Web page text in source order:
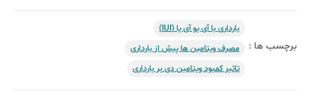
برچسب ها :
بارداری با آی یو آی یا (IUI)
مصرف ویتامین ها پیش از بارداری
تاثیر کمبود ویتامین دی بر بارداری